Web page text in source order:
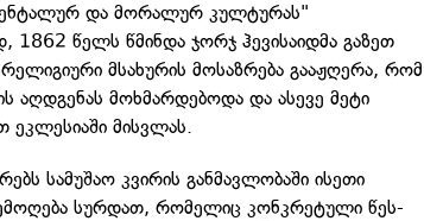
და მორალურ კულტურას"
1862 წელს წმინდა ჯორჯ ჰევისაიდმა გაზეთ
რელიგიური მსახურის მოსაზრება გააჟღერა, რომ
აღდგენას მოხმარდებოდა და ასევე მეტი
ეკლესიაში მისვლას.
სამუშაო კვირის განმავლობაში ისეთი
სურდათ, რომელიც კონკრეტული წეს-